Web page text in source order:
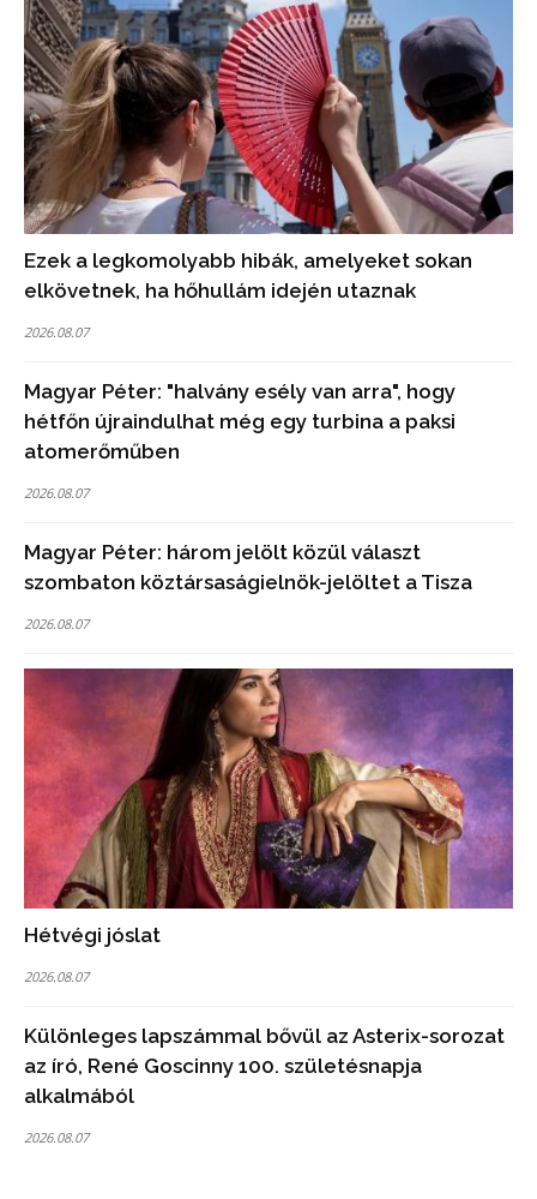
Ezek a legkomolyabb hibák, amelyeket sokan
elkövetnek, ha hőhullám idején utaznak
2026.08.07
Magyar Péter: "halvány esély van arra", hogy
hétfőn újraindulhat még egy turbina a paksi
atomerőműben
2026.08.07
Magyar Péter: három jelölt közül választ
szombaton köztársaságielnök-jelöltet a Tisza
2026.08.07
Hétvégi jóslat
2026.08.07
Különleges lapszámmal bővül az Asterix-sorozat
az író, René Goscinny 100. születésnapja
alkalmából
2026.08.07